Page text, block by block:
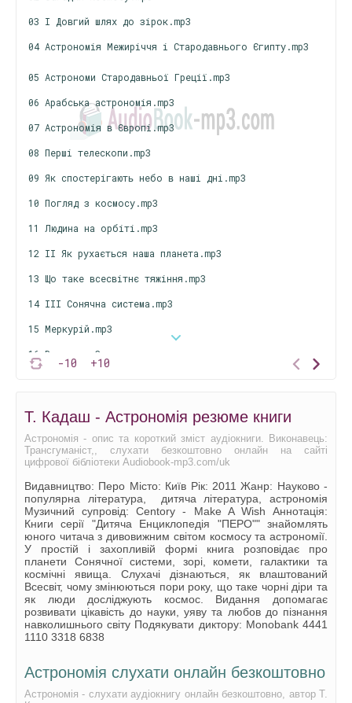
-10 +10
03 І Довгий шлях до зірок.mp3
04 Астрономія Межиріччя і Стародавнього Єгипту.mp3
05 Астрономи Стародавньої Греції.mp3
06 Арабська астрономія.mp3
07 Астрономія в Європі.mp3
08 Перші телескопи.mp3
09 Як спостерігають небо в наші дні.mp3
10 Погляд з космосу.mp3
11 Людина на орбіті.mp3
12 II Як рухається наша планета.mp3
13 Що таке всесвітнє тяжіння.mp3
14 III Сонячна система.mp3
15 Меркурій.mp3
16 Венера.mp3
19 Юпітер.mp3
20 Сатурн.mp3
21 Уран.mp3
22 Нептун.mp3
23 Таємничий Плутон.mp3
24 Астероїди.mp3
25 Комети.mp3
26 IV Життя зірок.mp3
27 Як народжуються зірки.mp3
29 Планети біля далекиз зірок.mp3
Т. Кадаш - Астрономія резюме книги
Астрономія - опис та короткий зміст аудіокниги. Виконавець:
Трансгуманіст,, слухати безкоштовно онлайн на сайті
цифрової бібліотеки Audiobook-mp3.com/uk
Видавництво: Перо Місто: Київ Рік: 2011 Жанр: Науково -
популярна література, дитяча література, астрономія
Музичний супровід: Centory - Make A Wish Аннотація:
Книги серії "Дитяча Енциклопедія "ПЕРО"" знайомлять
юного читача з дивовижним світом космосу та астрономії.
У простій і захопливій формі книга розповідає про
планети Сонячної системи, зорі, комети, галактики та
космічні явища. Слухачі дізнаються, як влаштований
Всесвіт, чому змінюються пори року, що таке чорні діри та
як люди досліджують космос. Видання допомагає
розвивати цікавість до науки, уяву та любов до пізнання
навколишнього світу Подякувати диктору: Monobank 4441
1110 3318 6838
Астрономія слухати онлайн безкоштовно
Астрономія - слухати аудіокнигу онлайн безкоштовно, автор Т.